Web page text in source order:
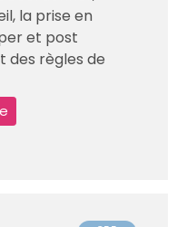
la prise en
et post
des règles de